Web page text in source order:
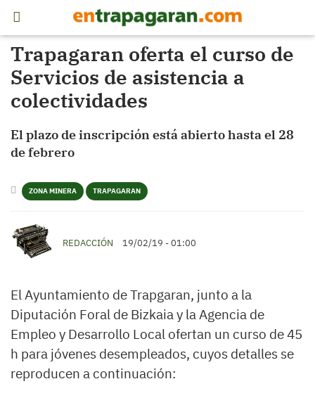
Trapagaran oferta el curso de
Servicios de asistencia a
colectividades
El plazo de inscripción está abierto hasta el 28
de febrero
ZONA MINERA TRAPAGARAN
REDACCIÓN 19/02/19 - 01:00
El Ayuntamiento de Trapgaran, junto a la
Diputación Foral de Bizkaia y la Agencia de
Empleo y Desarrollo Local ofertan un curso de 45
h para jóvenes desempleados, cuyos detalles se
reproducen a continuación: